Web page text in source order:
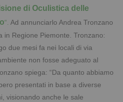
di Oculistica delle
“. Ad annunciarlo Andrea Tronzano
in Regione Piemonte.Tronzano:
due mesi fa nei locali di via
non fosse adeguato al
spiega: “Da quanto abbiamo
presentati in base a diverse
visionando anche le sale